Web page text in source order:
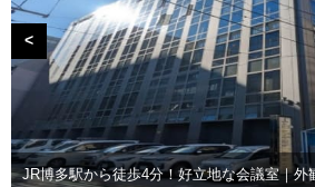
JR博多駅から徒歩4分！好立地な会議室｜外
<